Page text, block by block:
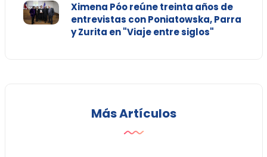
Ximena Póo reúne treinta años de
entrevistas con Poniatowska, Parra
y Zurita en "Viaje entre siglos"
Más Artículos